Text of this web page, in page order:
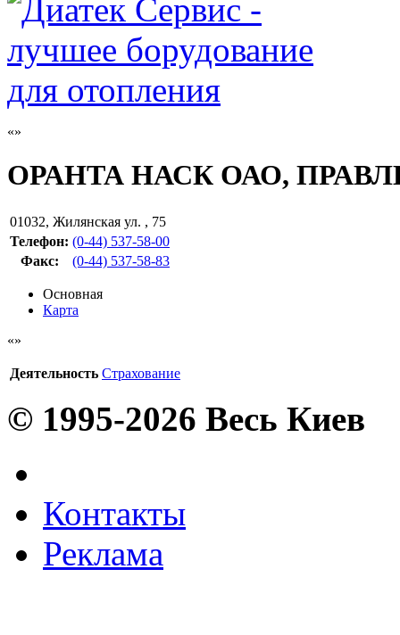
ОРАНТА НАСК ОАО,
01032, Жилянская ул. , 75
Телефон: (0-44) 537-58-00
Факс: (0-44) 537-58-83
Основная
Карта
Деятельность Страхование
© 1995-2026 Весь Киев
Контакты
Реклама